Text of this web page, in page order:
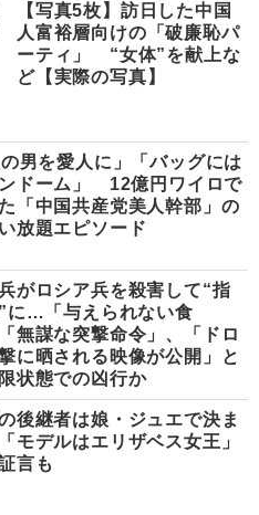
【写真5枚】訪日した中国
人富裕層向けの「破廉恥パ
ーティ」 “女体”を献上な
ど【実際の写真】
の男を愛人に」「バッグには
ドーム」 12億円ワイロで
「中国共産党美人幹部」の
放題エピソード
がロシア兵を殺害して“指
に…「与えられない食
無謀な突撃命令」、「ドロ
に晒される映像が公開」と
状態での凶行か
後継者は娘・ジュエで決ま
モデルはエリザベス女王」
言も